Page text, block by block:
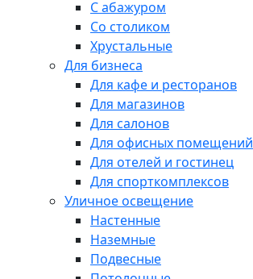
С абажуром
Со столиком
Хрустальные
Для бизнеса
Для кафе и ресторанов
Для магазинов
Для салонов
Для офисных помещений
Для отелей и гостинец
Для спорткомплексов
Уличное освещение
Настенные
Наземные
Подвесные